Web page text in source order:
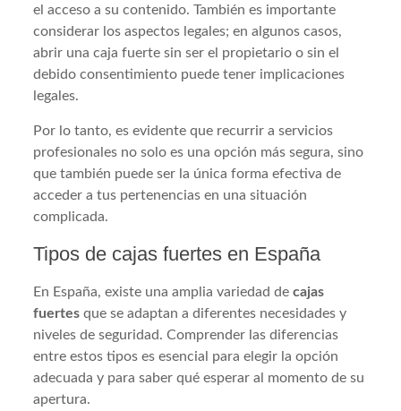
el acceso a su contenido. También es importante
considerar los aspectos legales; en algunos casos,
abrir una caja fuerte sin ser el propietario o sin el
debido consentimiento puede tener implicaciones
legales.
Por lo tanto, es evidente que recurrir a servicios
profesionales no solo es una opción más segura, sino
que también puede ser la única forma efectiva de
acceder a tus pertenencias en una situación
complicada.
Tipos de cajas fuertes en España
En España, existe una amplia variedad decajas
fuertes que se adaptan a diferentes necesidades y
niveles de seguridad. Comprender las diferencias
entre estos tipos es esencial para elegir la opción
adecuada y para saber qué esperar al momento de su
apertura.